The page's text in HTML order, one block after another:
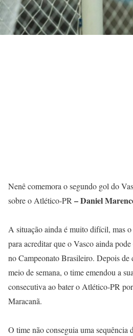
Nenê comemora o segundo gol do
sobre o Atlético-PR– Daniel
A situação ainda é muito difícil, mas
para acreditar que o Vasco ainda
no Campeonato Brasileiro. Depois de
meio de semana, o time emendou a
consecutiva ao bater o Atlético-PR
Maracanã.
O time não conseguia uma sequência